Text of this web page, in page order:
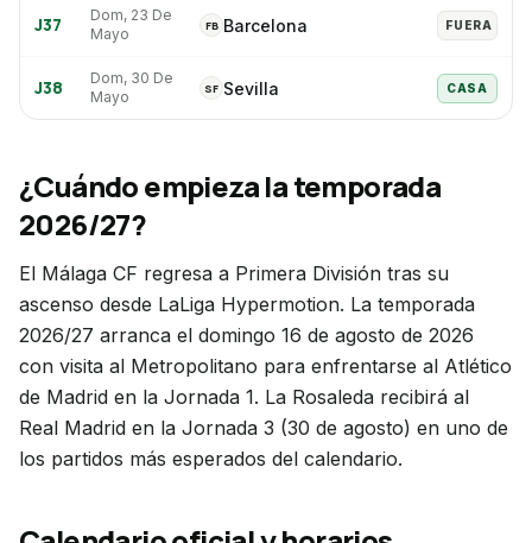
J37
Dom, 23 De
Mayo
FB Barcelona FUERA
J38
Dom, 30 De
Mayo
SF Sevilla CASA
¿Cuándo empieza la temporada
2026/27?
El Málaga CF regresa a Primera División tras su
ascenso desde LaLiga Hypermotion. La temporada
2026/27 arranca el domingo 16 de agosto de 2026
con visita al Metropolitano para enfrentarse al Atlético
de Madrid en la Jornada 1. La Rosaleda recibirá al
Real Madrid en la Jornada 3 (30 de agosto) en uno de
los partidos más esperados del calendario.